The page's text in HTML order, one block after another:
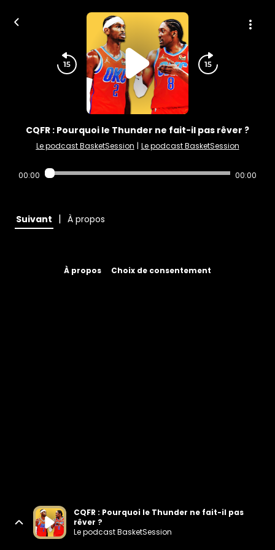
CQFR : Pourquoi le Thunder ne fait-il pas rêver ?
Le podcast BasketSession | Le podcast BasketSession
00:00 00:00
Suivant | À propos
À propos Choix de consentement
CQFR : Pourquoi le Thunder ne fait-il pas
rêver ?
Le podcast BasketSession